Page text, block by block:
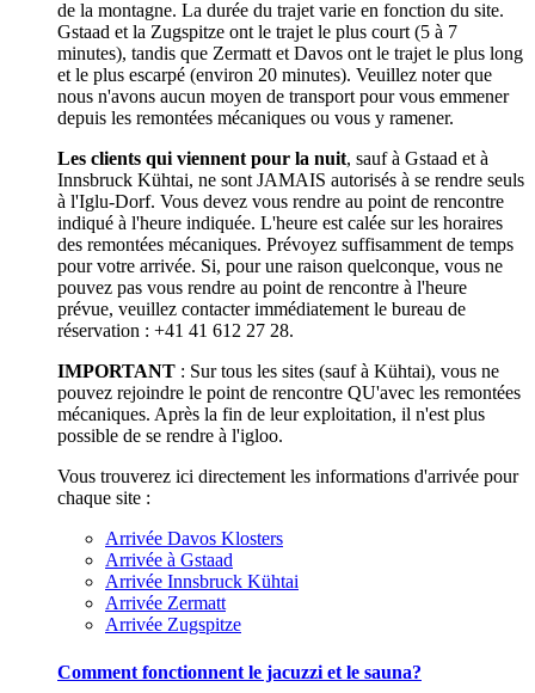
de la montagne. La durée du trajet varie en fonction du site.
Gstaad et la Zugspitze ont le trajet le plus court (5 à 7
minutes), tandis que Zermatt et Davos ont le trajet le plus long
et le plus escarpé (environ 20 minutes). Veuillez noter que
nous n'avons aucun moyen de transport pour vous emmener
depuis les remontées mécaniques ou vous y ramener.
Les clients qui viennent pour la nuit, sauf à Gstaad et à
Innsbruck Kühtai, ne sont JAMAIS autorisés à se rendre seuls
à l'Iglu-Dorf. Vous devez vous rendre au point de rencontre
indiqué à l'heure indiquée. L'heure est calée sur les horaires
des remontées mécaniques. Prévoyez suffisamment de temps
pour votre arrivée. Si, pour une raison quelconque, vous ne
pouvez pas vous rendre au point de rencontre à l'heure
prévue, veuillez contacter immédiatement le bureau de
réservation : +41 41 612 27 28.
IMPORTANT : Sur tous les sites (sauf à Kühtai), vous ne
pouvez rejoindre le point de rencontre QU'avec les remontées
mécaniques. Après la fin de leur exploitation, il n'est plus
possible de se rendre à l'igloo.
Vous trouverez ici directement les informations d'arrivée pour
chaque site :
Arrivée Davos Klosters
Arrivée à Gstaad
Arrivée Innsbruck Kühtai
Arrivée Zermatt
Arrivée Zugspitze
Comment fonctionnent le jacuzzi et le sauna?